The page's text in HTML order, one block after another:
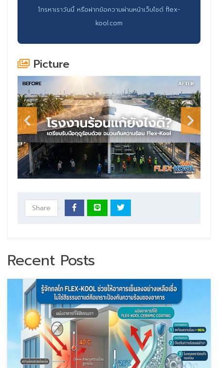
โทรหาเราวันนี้ หรือฝากข้อความผ่านหน้าเว็บไซต์ flex-
kool.com
Picture
Share
Recent Posts